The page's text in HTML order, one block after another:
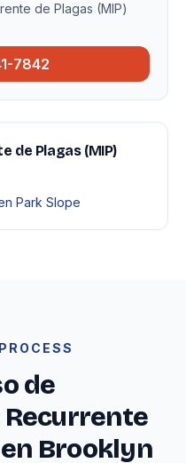
de Plagas (MIP)
7842
de Plagas (MIP)
Park Slope
de
en Brooklyn